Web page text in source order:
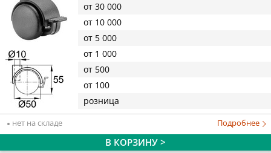
от 30 000
от 10 000
от 5 000
от 1 000
от 500
от 100
розница
нет на складе Подробнее
В КОРЗИНУ >